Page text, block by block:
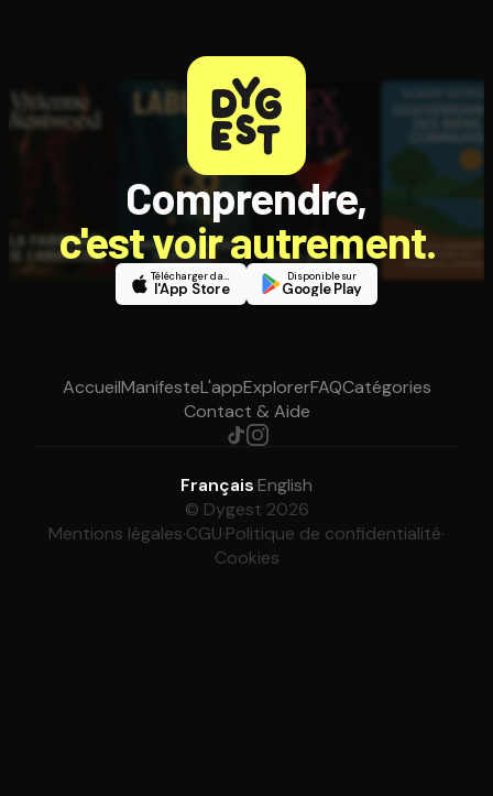
Comprendre,
c'est voir autrement.
Télécharger dans
l'App Store
Disponible sur
Google Play
AccueilManifesteL'appExplorerFAQCatégories
Contact & Aide
Français·English
© Dygest 2026
Mentions légales·CGU·Politique de confidentialité·
Cookies